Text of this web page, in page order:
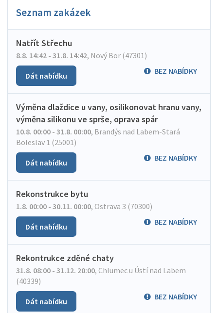
Seznam zakázek
Natřít Střechu
8.8. 14:42 - 31.8. 14:42, Nový Bor (47301)
BEZ NABÍDKY
Dát nabídku
Výměna dlaždice u vany, osilikonovat hranu vany,
výměna silikonu ve sprše, oprava spár
10.8. 00:00 - 31.8. 00:00, Brandýs nad Labem-Stará
Boleslav 1 (25001)
BEZ NABÍDKY
Dát nabídku
Rekonstrukce bytu
1.8. 00:00 - 30.11. 00:00, Ostrava 3 (70300)
BEZ NABÍDKY
Dát nabídku
Rekontrukce zděné chaty
31.8. 08:00 - 31.12. 20:00, Chlumec u Ústí nad Labem
(40339)
BEZ NABÍDKY
Dát nabídku